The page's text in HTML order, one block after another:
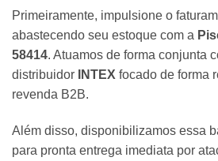
Primeiramente, impulsione o
abastecendo seu estoque com a
58414. Atuamos de forma conjunta
distribuidor
INTEX focado de forma
revenda B2B.
Além disso, disponibilizamos essa
para pronta entrega imediata por